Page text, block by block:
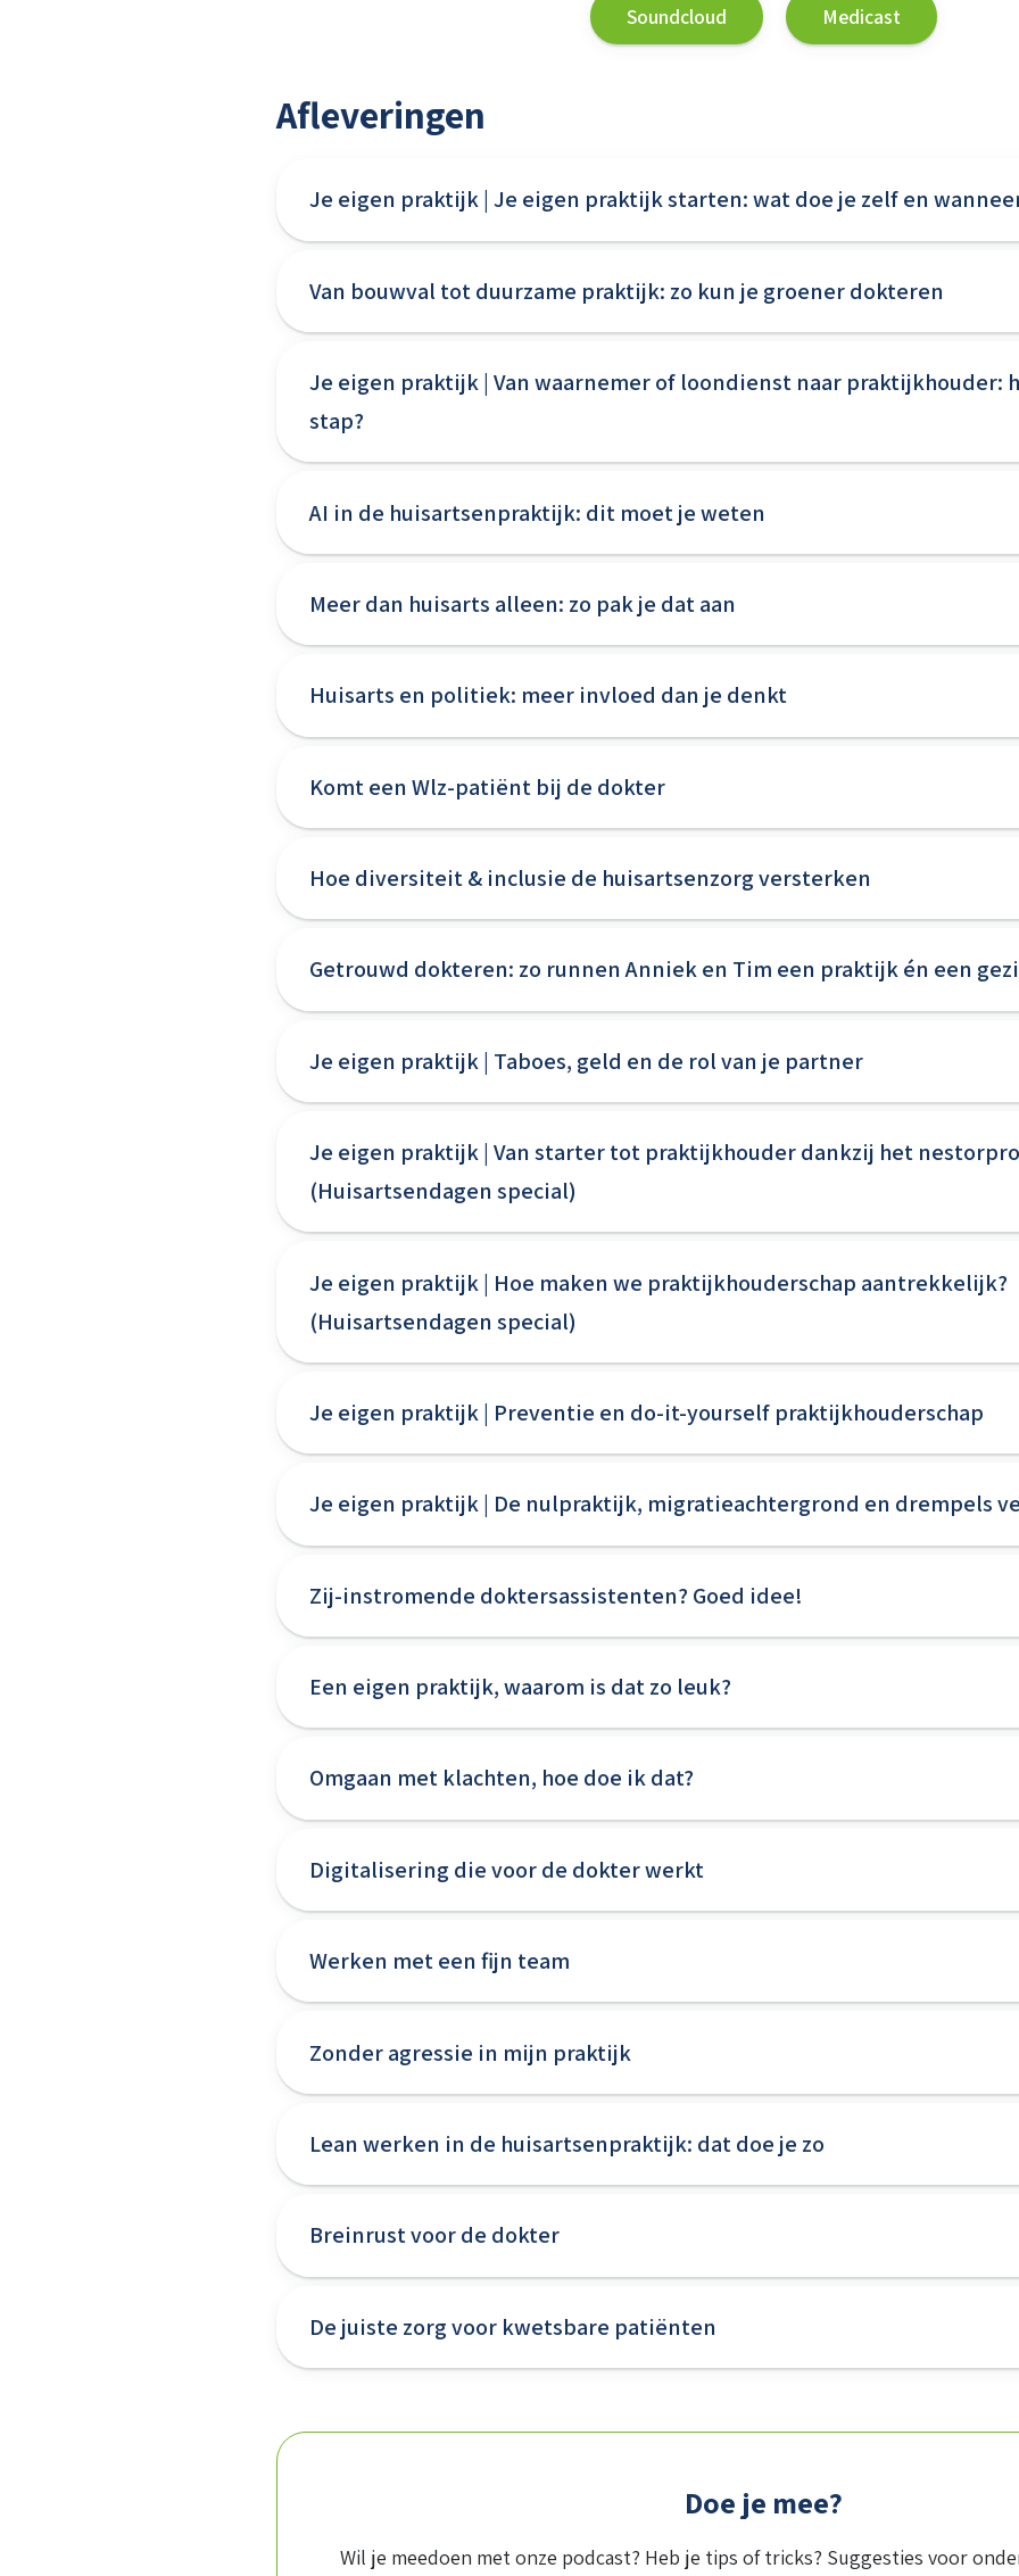
Soundcloud Medicast
Afleveringen
Je eigen praktijk | Je eigen praktijk starten: wat doe je zelf en
Van bouwval tot duurzame praktijk: zo kun je groener dokteren
Je eigen praktijk | Van waarnemer of loondienst naar praktijkhouder:
stap?
AI in de huisartsenpraktijk: dit moet je weten
Meer dan huisarts alleen: zo pak je dat aan
Huisarts en politiek: meer invloed dan je denkt
Komt een Wlz-patiënt bij de dokter
Hoe diversiteit & inclusie de huisartsenzorg versterken
Getrouwd dokteren: zo runnen Anniek en Tim een praktijk én een
Je eigen praktijk | Taboes, geld en de rol van je partner
Je eigen praktijk | Van starter tot praktijkhouder dankzij het
(Huisartsendagen special)
Je eigen praktijk | Hoe maken we praktijkhouderschap aantrekkelijk?
(Huisartsendagen special)
Je eigen praktijk | Preventie en do-it-yourself praktijkhouderschap
Je eigen praktijk | De nulpraktijk, migratieachtergrond en drempels
Zij-instromende doktersassistenten? Goed idee!
Een eigen praktijk, waarom is dat zo leuk?
Omgaan met klachten, hoe doe ik dat?
Digitalisering die voor de dokter werkt
Werken met een fijn team
Zonder agressie in mijn praktijk
Lean werken in de huisartsenpraktijk: dat doe je zo
Breinrust voor de dokter
De juiste zorg voor kwetsbare patiënten
Doe je mee?
Wil je meedoen met onze podcast? Heb je tips of tricks? Suggesties voor